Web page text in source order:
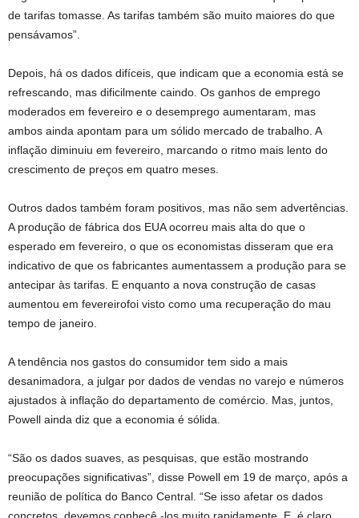
de tarifas tomasse. As tarifas também são muito maiores do que
pensávamos”.
Depois, há os dados difíceis, que indicam que a economia está se
refrescando, mas dificilmente caindo. Os ganhos de emprego
moderados em fevereiro e o desemprego aumentaram, mas
ambos ainda apontam para um sólido mercado de trabalho. A
inflação diminuiu em fevereiro, marcando o ritmo mais lento do
crescimento de preços em quatro meses.
Outros dados também foram positivos, mas não sem advertências.
A produção de fábrica dos EUA ocorreu mais alta do que o
esperado em fevereiro, o que os economistas disseram que era
indicativo de que os fabricantes aumentassem a produção para se
antecipar às tarifas. E enquanto a nova construção de casas
aumentou em fevereirofoi visto como uma recuperação do mau
tempo de janeiro.
A tendência nos gastos do consumidor tem sido a mais
desanimadora, a julgar por dados de vendas no varejo e números
ajustados à inflação do departamento de comércio. Mas, juntos,
Powell ainda diz que a economia é sólida.
“São os dados suaves, as pesquisas, que estão mostrando
preocupações significativas”, disse Powell em 19 de março, após a
reunião de política do Banco Central. “Se isso afetar os dados